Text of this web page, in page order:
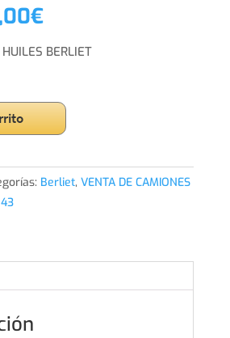
€El
actual
17,00€.
BERLIET
Berliet, VENTA DE CAMIONES